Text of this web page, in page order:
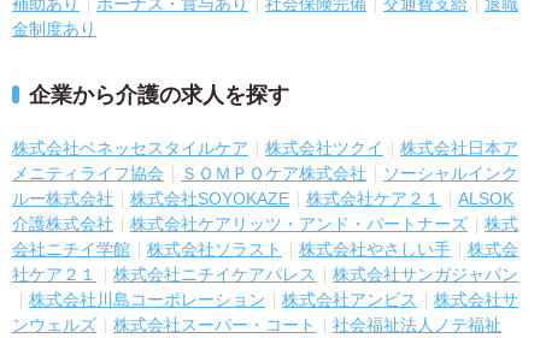
金制度あり
企業から介護の求人を探す
株式会社ベネッセスタイルケア 株式会社ツクイ
株式会社日本ア
メニティライフ協会
ＳＯＭＰＯケア株式会社
ソーシャルインク
ルー株式会社
株式会社SOYOKAZE 株式会社ケア２１
ALSOK
介護株式会社
株式会社ケアリッツ・アンド・パートナーズ
株式
会社ニチイ学館
株式会社ソラスト 株式会社やさしい手
株式会
社ケア２１
株式会社ニチイケアパレス
株式会社サンガジャパン
株式会社川島コーポレーション
株式会社アンビス
株式会社サ
ンウェルズ
株式会社スーパー・コート
社会福祉法人ノテ福祉